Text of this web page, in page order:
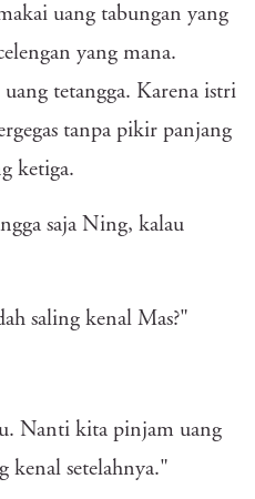
uang tabungan yang
yang mana.
tetangga. Karena istri
tanpa pikir panjang
ketiga.
saja Ning, kalau
saling kenal Mas?"
Nanti kita pinjam uang
kenal setelahnya."